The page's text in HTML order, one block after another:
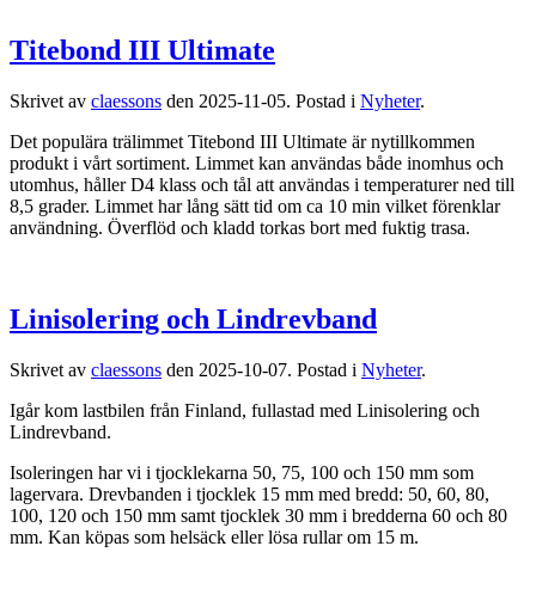
Titebond III Ultimate
Skrivet av claessons den 2025-11-05. Postad i Nyheter.
Det populära trälimmet Titebond III Ultimate är nytillkommen
produkt i vårt sortiment. Limmet kan användas både inomhus och
utomhus, håller D4 klass och tål att användas i temperaturer ned till
8,5 grader. Limmet har lång sätt tid om ca 10 min vilket förenklar
användning. Överflöd och kladd torkas bort med fuktig trasa.
Linisolering och Lindrevband
Skrivet av claessons den 2025-10-07. Postad i Nyheter.
Igår kom lastbilen från Finland, fullastad med Linisolering och
Lindrevband.
Isoleringen har vi i tjocklekarna 50, 75, 100 och 150 mm som
lagervara. Drevbanden i tjocklek 15 mm med bredd: 50, 60, 80,
100, 120 och 150 mm samt tjocklek 30 mm i bredderna 60 och 80
mm. Kan köpas som helsäck eller lösa rullar om 15 m.